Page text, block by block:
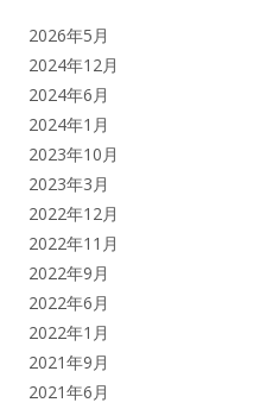
2026年5月
2024年12月
2024年6月
2024年1月
2023年10月
2023年3月
2022年12月
2022年11月
2022年9月
2022年6月
2022年1月
2021年9月
2021年6月